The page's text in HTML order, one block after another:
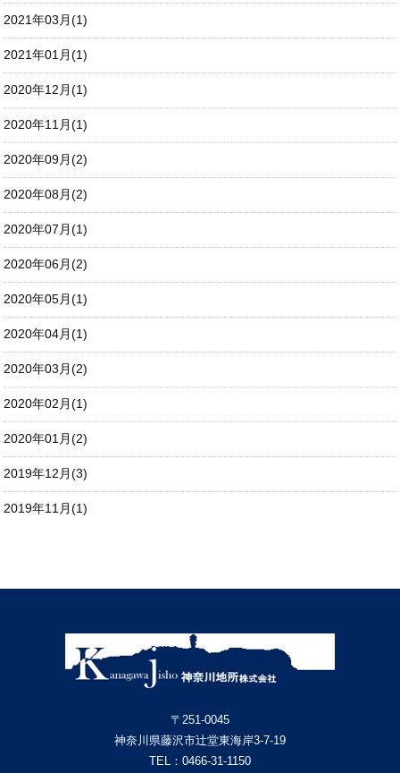
2021年03月(1)
2021年01月(1)
2020年12月(1)
2020年11月(1)
2020年09月(2)
2020年08月(2)
2020年07月(1)
2020年06月(2)
2020年05月(1)
2020年04月(1)
2020年03月(2)
2020年02月(1)
2020年01月(2)
2019年12月(3)
2019年11月(1)
〒251-0045
神奈川県藤沢市辻堂東海岸3-7-19
TEL： 0466-31-1150